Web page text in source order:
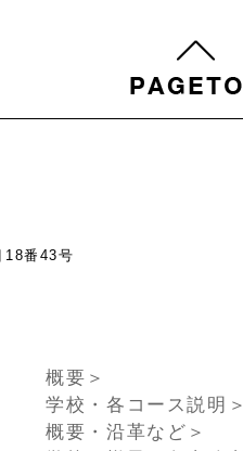
番43号
概要＞
学校・各コース説明＞
概要・沿革など＞